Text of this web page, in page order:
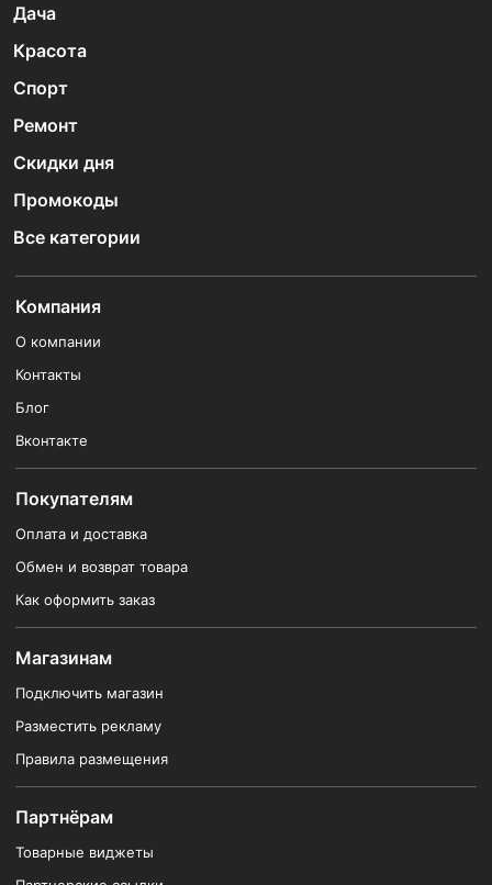
Дача
Красота
Спорт
Ремонт
Скидки дня
Промокоды
Все категории
Компания
О компании
Контакты
Блог
Вконтакте
Покупателям
Оплата и доставка
Обмен и возврат товара
Как оформить заказ
Магазинам
Подключить магазин
Разместить рекламу
Правила размещения
Партнёрам
Товарные виджеты